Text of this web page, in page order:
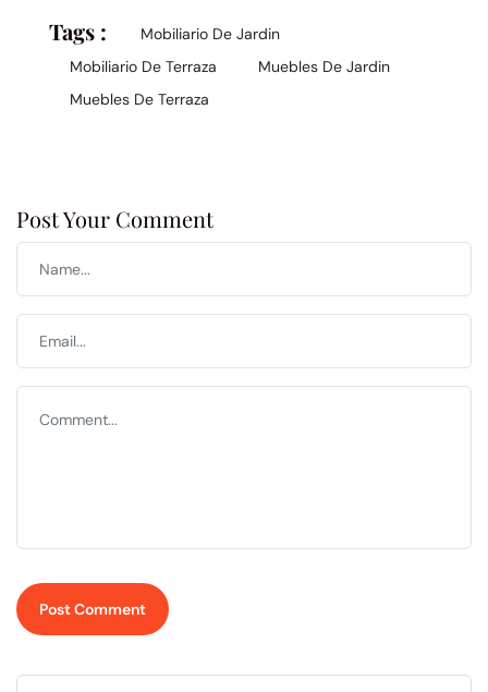
Tags :
Mobiliario De Jardin
Mobiliario De Terraza
Muebles De Jardin
Muebles De Terraza
Post Your Comment